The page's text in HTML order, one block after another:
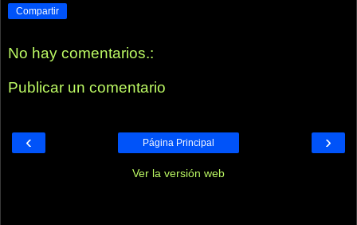
Compartir
No hay comentarios.:
Publicar un comentario
‹ ›
Página Principal
Ver la versión web